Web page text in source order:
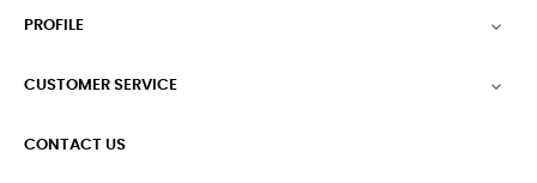
PROFILE 
CUSTOMER SERVICE 
CONTACT US